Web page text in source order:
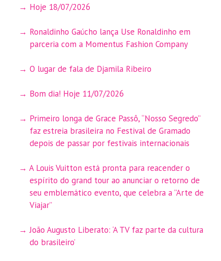
Hoje 18/07/2026
Ronaldinho Gaúcho lança Use Ronaldinho em
parceria com a Momentus Fashion Company
O lugar de fala de Djamila Ribeiro
Bom dia! Hoje 11/07/2026
Primeiro longa de Grace Passô, “Nosso Segredo”
faz estreia brasileira no Festival de Gramado
depois de passar por festivais internacionais
A Louis Vuitton está pronta para reacender o
espírito do grand tour ao anunciar o retorno de
seu emblemático evento, que celebra a ”Arte de
Viajar”
João Augusto Liberato: ‘A TV faz parte da cultura
do brasileiro’